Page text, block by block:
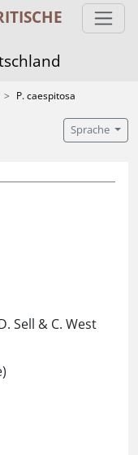
P. caespitosa
Sprache
Sell & C. West